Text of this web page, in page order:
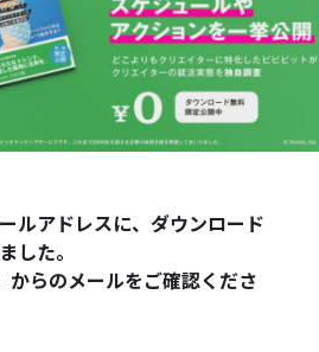
ルアドレスに、ダウンロード
した。
からのメールをご確認くださ